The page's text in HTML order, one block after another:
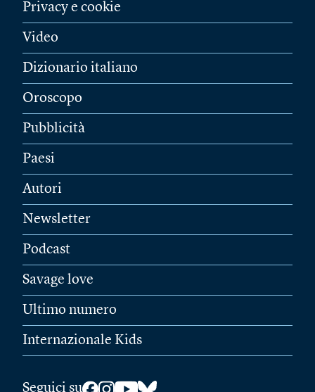
Privacy e cookie
Video
Dizionario italiano
Oroscopo
Pubblicità
Paesi
Autori
Newsletter
Podcast
Savage love
Ultimo numero
Internazionale Kids
Seguici su